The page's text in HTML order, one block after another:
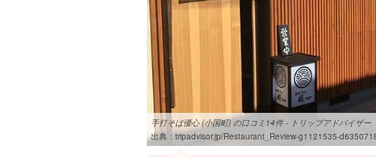
手打そば優心 (小国町) の口コミ14件 - トリップアドバイザー
出典： tripadvisor.jp/Restaurant_Review-g1121535-d6350718-Reviews-Handmade_Soba_Yushin-